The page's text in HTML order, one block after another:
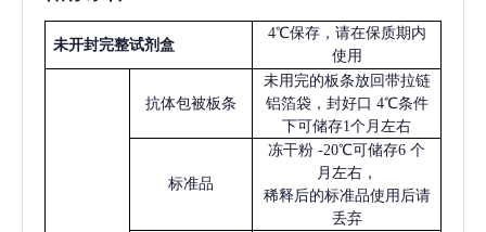
未开封完整试剂盒
4℃保存，请在保质期内
使用
抗体包被板条
未用完的板条放回带拉链
铝箔袋，封好口 4℃条件
下可储存1个月左右
标准品
冻干粉 -20℃可储存6 个
月左右，
稀释后的标准品使用后请
丢弃